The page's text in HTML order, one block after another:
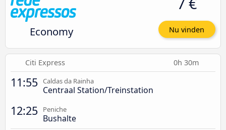
Economy Nu vinden
Citi Express 0h 30m
11:55 Caldas da Rainha
Centraal Station/Treinstation
12:25 Peniche
Bushalte